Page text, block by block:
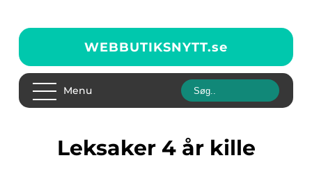
WEBBUTIKSNYTT.se
Menu
leksaker 4 år kille